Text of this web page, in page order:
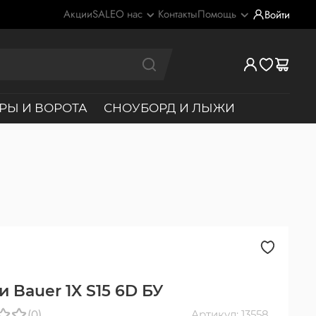
АкцииSALEО нас КонтактыПомощь Войти
И ВОРОТА СНОУБОРД И ЛЫЖИ
Bauer 1X S15 6D БУ